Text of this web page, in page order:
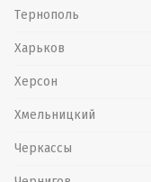
Тернополь
Харьков
Херсон
Хмельницкий
Черкассы